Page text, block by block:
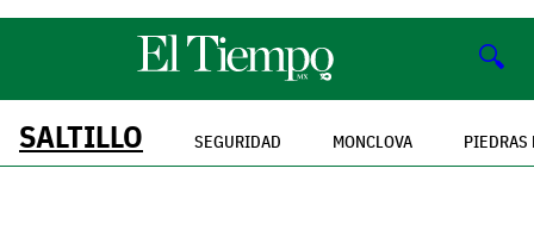
🔍
SALTILLO SEGURIDAD MONCLOVA PIEDRAS